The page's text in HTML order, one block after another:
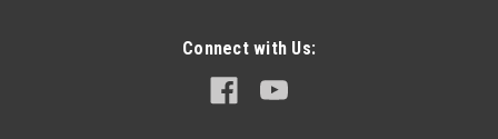
Connect with Us: